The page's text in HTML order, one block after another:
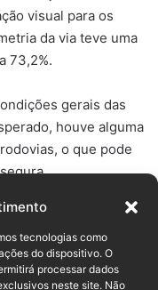
tecnologias como
do dispositivo. O
processar dados
neste site. Não
visual para os
da via teve uma
73,2%.
gerais das
houve alguma
o que pode
positivos
SC-350, que liga
dos piores exemplos